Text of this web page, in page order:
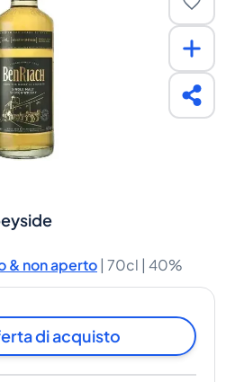
& non aperto | 70cl | 40%
di acquisto